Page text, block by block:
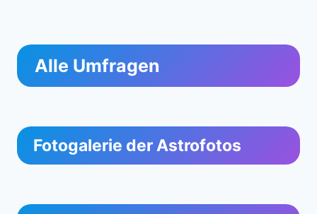
Alle Umfragen
Fotogalerie der Astrofotos